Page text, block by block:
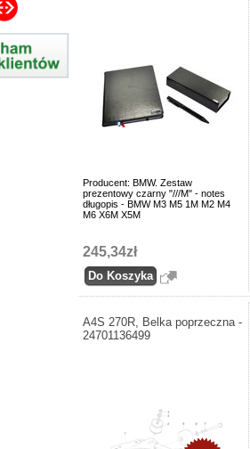
Producent: BMW. Zestaw
prezentowy czarny "///M" - notes
długopis - BMW M3 M5 1M M2 M4
M6 X6M X5M
245,34zł
A4S 270R, Belka poprzeczna -
24701136499